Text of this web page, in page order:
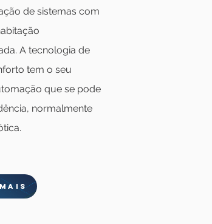
de sistemas com
A tecnologia de
tem o seu
que se pode
normalmente